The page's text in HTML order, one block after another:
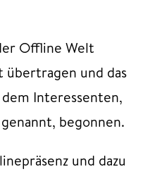
Offline Welt
und das
Interessenten,
begonnen.
und dazu